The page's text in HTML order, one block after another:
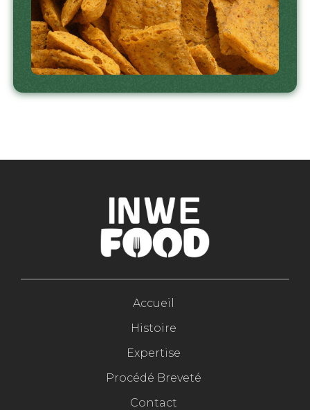
Accueil
Histoire
Expertise
Procédé Breveté
Contact